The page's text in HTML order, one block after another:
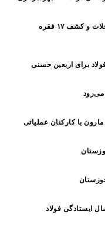
دستگیری ۸ نفر سارق در طرح پاکسازی محلات و کشف ۱۷ فقره
برای اربعین حسنی
با کارکنان عملیاتی
صنعت تا مسیر عشق؛ ۱۰ سال ایستادگی فولاد